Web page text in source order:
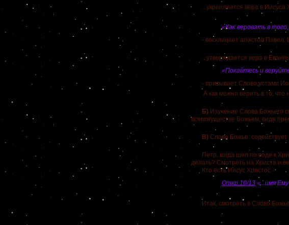
...укрепляется вера в Иисуса
«Как веровать в
- восклицает апостол Павел.
...утверждается вера в
«Покайтесь и
- призывает Слово
А как можно верить в то, что
Б) Изучение Слова Божьего
всемогуществе Божьем, видя
В) Слово Божье
Петр, когда шел по воде к
делать? Смотреть на Христа и
Кто есть Иисус Христос -
Откр.10/13 «...имя
Итак, смотреть в Слово